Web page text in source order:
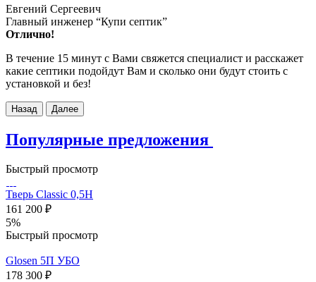
Евгений Сергеевич
Главный инженер “Купи септик”
Отлично!
В течение 15 минут с Вами свяжется специалист и расскажет
какие септики подойдут Вам и сколько они будут стоить с
установкой и без!
Назад Далее
Популярные предложения
Быстрый просмотр
Тверь Classic 0,5Н
161 200 ₽
5%
Быстрый просмотр
Glosen 5П УБО
178 300 ₽